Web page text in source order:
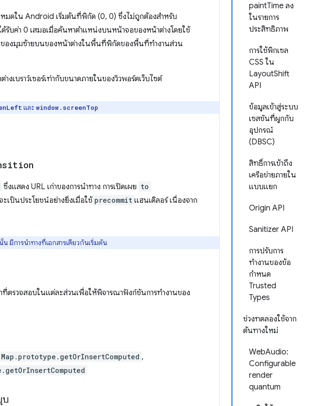
paintTime ลง
ในรายการ
ประสิทธิภาพ
การใช้พิกเซล
CSS ใน
LayoutShift
API
ข้อมูลเข้าสู่ระบบ
เซสชันที่ผูกกับ
อุปกรณ์
(DBSC)
สิทธิ์การเข้าถึง
เครือข่ายภายใน
แบบแยก
Origin API
Sanitizer API
การปรับการ
ทำงานของข้อ
กำหนด
Trusted
Types
ช่วงทดลองใช้จาก
ต้นทางใหม่
WebAudio:
Configurable
render
quantum
มดใน Android เริ่มต้นที่พิกัด (0, 0) ซึ่งไม่ถูกต้องสำหรับ
บค่า 0 เสมอเมื่อค้นหาตำแหน่งบนหน้าจอของหน้าต่างโดยใช้
องมุมซ้ายบนของหน้าต่างในพื้นที่พิกัดของพื้นที่ทำงานส่วน
เบราว์เซอร์เท่ากับขนาดภายในของวิวพอร์ตเว็บไซต์
และ window.screenTop
ซึ่งแสดง URL เก่าของการนำทาง การเปิดเผย to
เป็นประโยชน์อย่างยิ่งเมื่อใช้ precommit แฮนเดิลอร์ เนื่องจาก
มีการนำทางที่เอกสารเดียวกันเริ่มต้น
ที่ตรวจสอบในแต่ละส่วนเพื่อให้พิจารณาฟังก์ชันการทำงานของ
Map.prototype.getOrInsertComputed ,
บ